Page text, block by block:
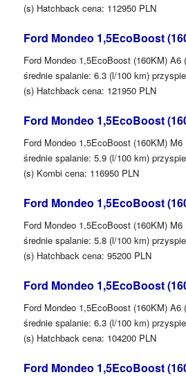
(s) Hatchback cena: 112950 PLN
Ford Mondeo 1,5EcoBoost
Ford Mondeo 1,5EcoBoost (160KM) A6
średnie spalanie: 6.3 (l/100 km)
(s) Hatchback cena: 121950 PLN
Ford Mondeo 1,5EcoBoost
Ford Mondeo 1,5EcoBoost (160KM)
średnie spalanie: 5.9 (l/100 km)
(s) Kombi cena: 116950 PLN
Ford Mondeo 1,5EcoBoost
Ford Mondeo 1,5EcoBoost (160KM)
średnie spalanie: 5.8 (l/100 km)
(s) Hatchback cena: 95200 PLN
Ford Mondeo 1,5EcoBoost
Ford Mondeo 1,5EcoBoost (160KM) A6
średnie spalanie: 6.3 (l/100 km)
(s) Hatchback cena: 104200 PLN
Ford Mondeo 1,5EcoBoost